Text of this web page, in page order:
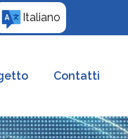
Italiano
Contatti